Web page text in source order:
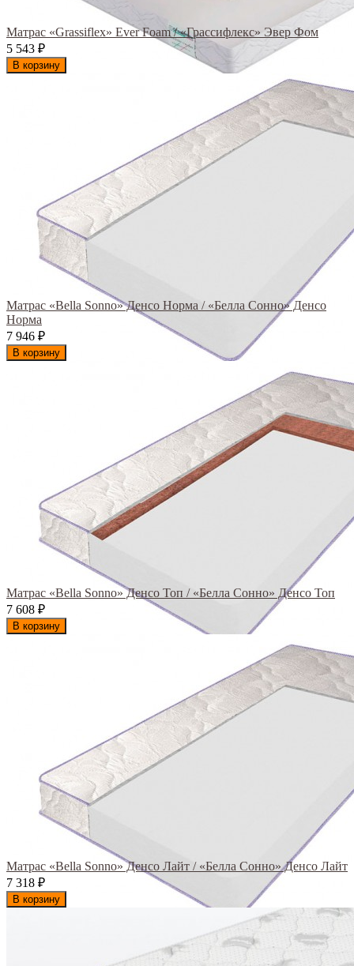
Матрас «Grassiflex» Ever Foam / «Грассифлекс» Эвер Фом
5 543 ₽
В корзину
Матрас «Bella Sonno» Денсо Норма / «Белла Сонно» Денсо
Норма
7 946 ₽
В корзину
Матрас «Bella Sonno» Денсо Топ / «Белла Сонно» Денсо Топ
7 608 ₽
В корзину
Матрас «Bella Sonno» Денсо Лайт / «Белла Сонно» Денсо Лайт
7 318 ₽
В корзину